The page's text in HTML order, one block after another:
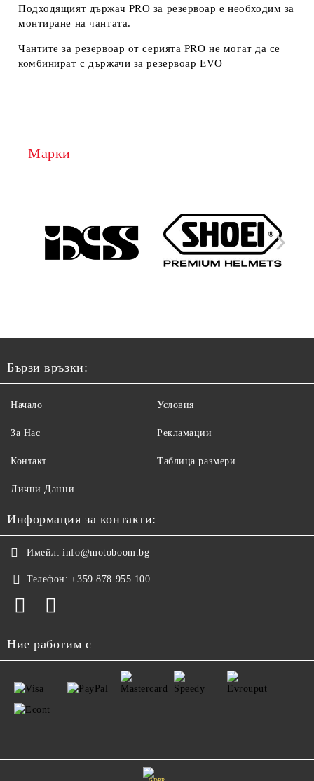
Подходящият държач PRO за резервоар е необходим за
монтиране на чантата.
Чантите за резервоар от серията PRO не могат да се
комбинират с държачи за резервоар EVO
Марки
Бързи връзки:
Начало
За Нас
Контакт
Лични Данни
Условия
Рекламации
Таблица размери
Информация за контакти:
Имейл: info@motoboom.bg
Телефон: +359 878 955 100
Ние работим с